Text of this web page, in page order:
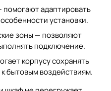
адаптировать
установки.
зоны — позволяют
подключение.
корпусу сохранять
бытовым воздействиям.